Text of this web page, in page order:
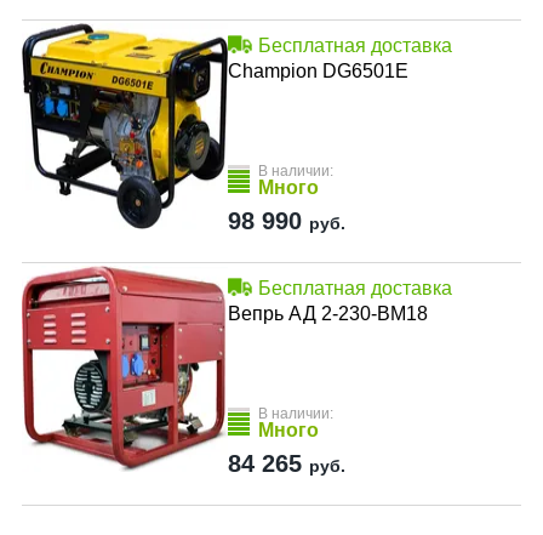
Бесплатная доставка
Champion DG6501E
В наличии:
Много
98 990 руб.
Бесплатная доставка
Вепрь АД 2-230-ВМ18
В наличии:
Много
84 265 руб.